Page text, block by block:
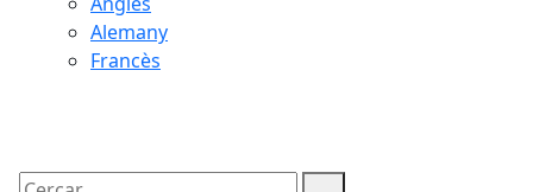
Alemany
Francès